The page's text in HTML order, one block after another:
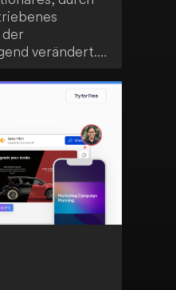
der
verändert.
Bilder
der Content-